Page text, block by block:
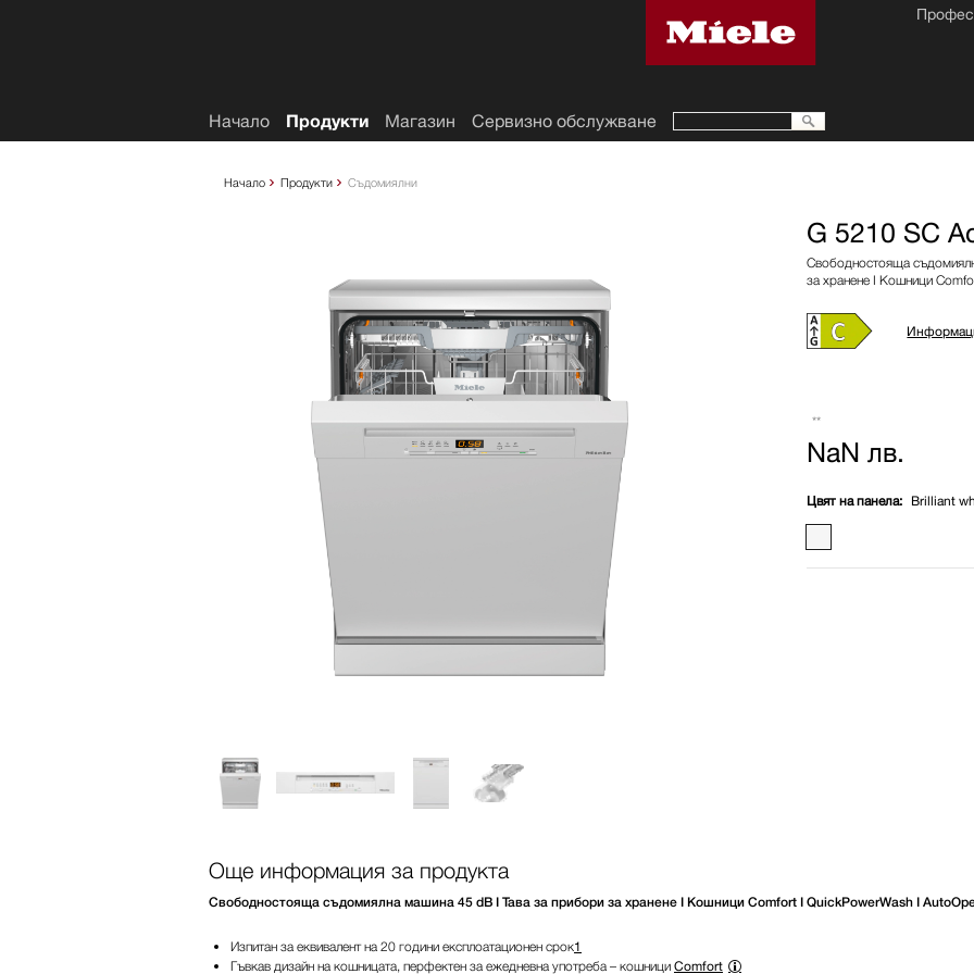
Начало Продукти Съдомиялни
G 5210 SC
Свободностояща
за хранене I Кошници
**
NaN лв.
Цвят на панела: Brilliant
Още информация за продукта
Свободностояща съдомиялна машина 45 dB I Тава за прибори за хранене I Кошници Comfort I QuickPowerWash I
Изпитан за еквивалент на 20 години експлоатационен срок1
Гъвкав дизайн на кошницата, перфектен за ежедневна употреба – кошници Comfort
Начало Продукти Магазин Сервизно обслужване